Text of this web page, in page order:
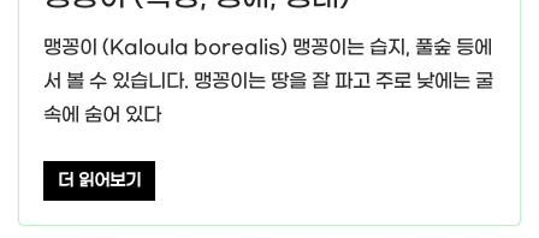
맹꽁이 (Kaloula borealis) 맹꽁이는 습지, 풀숲 등에
서 볼 수 있습니다. 맹꽁이는 땅을 잘 파고 주로 낮에는 굴
속에 숨어 있다
더 읽어보기